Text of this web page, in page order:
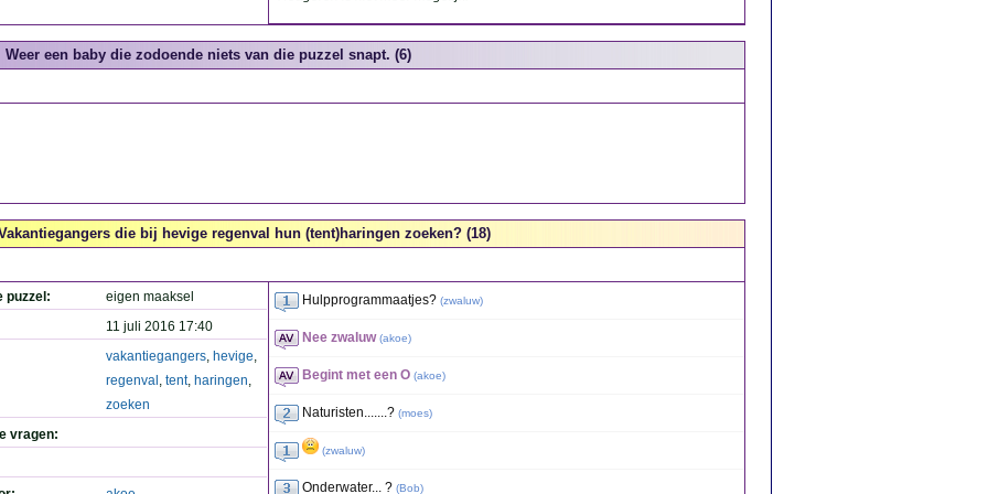
Weer een baby die zodoende niets van die puzzel snapt. (6)
die bij hevige regenval hun (tent)haringen zoeken? (18)
puzzel:
eigen maaksel
11 juli 2016 17:40
vakantiegangers, hevige,
regenval , tent, haringen,
zoeken
vragen:
Hulpprogrammaatjes? (zwaluw)
Nee zwaluw (akoe)
Begint met een O (akoe)
Naturisten.......? (moes)
(zwaluw)
Onderwater... ? (Bob)